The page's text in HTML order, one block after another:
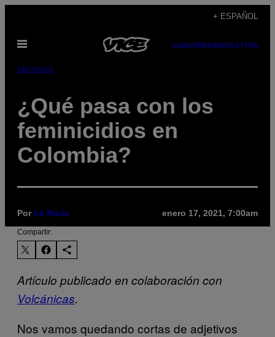
contenido
+ ESPAÑOL
Abrir
SUBSCRIBENEWSLETTER
Identidad
¿Qué pasa con los
feminicidios en
Colombia?
Por Ita María enero 17, 2021, 7:00am
Compartir:
Artículo publicado en colaboración con
Volcánicas.
Nos vamos quedando cortas de adjetivos